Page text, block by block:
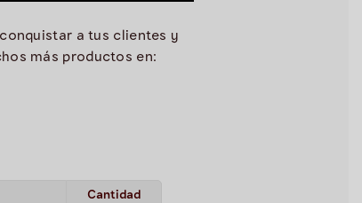
a tus clientes y
más productos en:
Cantidad